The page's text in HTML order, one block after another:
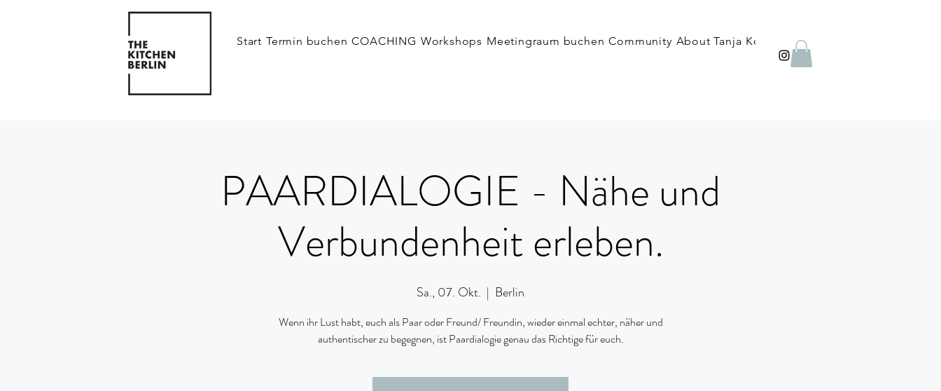
Start Termin buchen COACHING Workshops Meetingraum buchen Community About Tanja Kontakt FAQ
PAARDIALOGIE - Nähe und
Verbundenheit erleben.
Sa., 07. Okt.
  |
Berlin
Wenn ihr Lust habt, euch als Paar oder Freund/ Freundin, wieder einmal echter, näher und
authentischer zu begegnen, ist Paardialogie genau das Richtige für euch.